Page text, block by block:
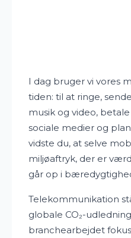
I dag bruger vi vores
tiden: til at ringe,
musik og video,
sociale medier og
vidste du, at selve
miljøaftryk, der er
går op i
Telekommunikation
globale CO₂-
branchearbejdet